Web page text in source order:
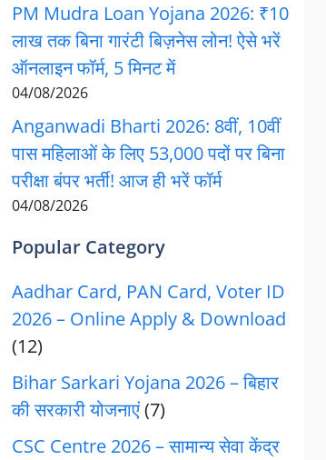
PM Mudra Loan Yojana 2026: ₹10
लाख तक बिना गारंटी बिज़नेस लोन! ऐसे भरें
ऑनलाइन फॉर्म, 5 मिनट में
04/08/2026
Anganwadi Bharti 2026: 8वीं, 10वीं
पास महिलाओं के लिए 53,000 पदों पर बिना
परीक्षा बंपर भर्ती! आज ही भरें फॉर्म
04/08/2026
Popular Category
Aadhar Card, PAN Card, Voter ID
2026 – Online Apply & Download
(12)
Bihar Sarkari Yojana 2026 – बिहार
की सरकारी योजनाएं(7)
CSC Centre 2026 – सामान्य सेवा केंद्र